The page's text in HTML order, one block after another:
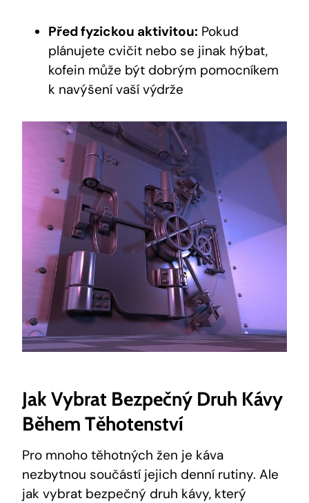
Před fyzickou aktivitou: Pokud
plánujete cvičit nebo se jinak hýbat,
kofein může být dobrým pomocníkem
k navýšení vaší výdrže
Jak Vybrat Bezpečný Druh Kávy
Během Těhotenství
Pro mnoho těhotných žen je káva
nezbytnou součástí jejich denní rutiny. Ale
jak vybrat bezpečný druh kávy, který